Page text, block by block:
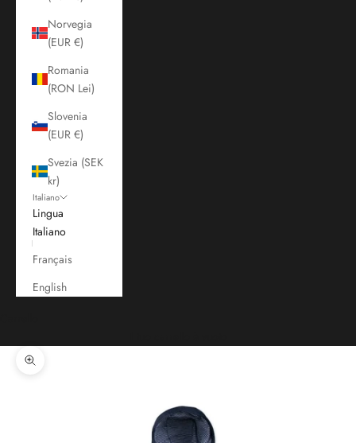
Norvegia
(EUR €)
Romania
(RON Lei)
Slovenia
(EUR €)
Svezia (SEK
kr)
Italiano
Lingua
Italiano
Français
English
Ingrandisci immagine